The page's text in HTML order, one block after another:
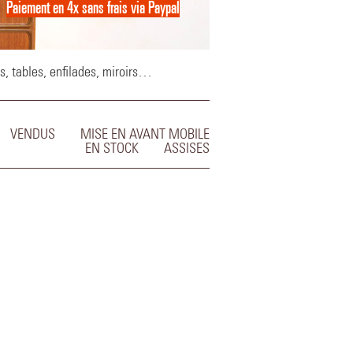
Paiement en 4x sans frais via Paypal
tables, enfilades, miroirs…
MISE EN AVANT MOBILE
VENDUS
ASSISES
EN STOCK